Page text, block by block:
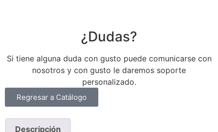
¿Dudas?
Si tiene alguna duda con gusto puede comunicarse con
nosotros y con gusto le daremos soporte
personalizado.
Regresar a Catálogo
Descripción